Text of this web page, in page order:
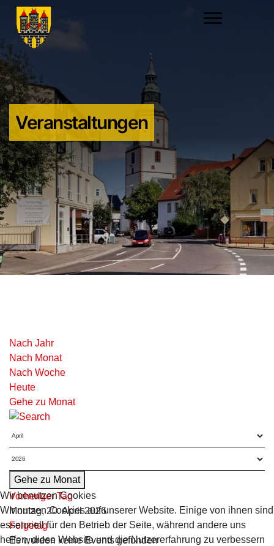
Veranstaltungen
Nach Jahr
Nach Monat
Nach Woche
Heute
Gehe zu Monat
Gehe zu Monat
Vorheriger Tag
Montag, 20. April 2026
Folgetag
Es wurden keine Events gefunden
Wir benutzen Cookies
Wir nutzen Cookies auf unserer Website. Einige von ihnen sind
essenziell für den Betrieb der Seite, während andere uns
helfen, diese Website und die Nutzererfahrung zu verbessern